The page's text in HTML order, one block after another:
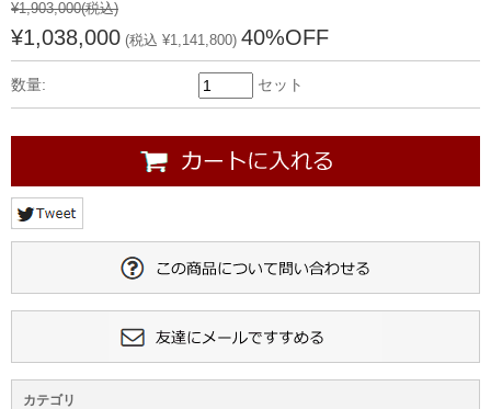
¥1,903,000(税込)
¥1,038,000 (税込 ¥1,141,800) 40%OFF
数量: セット
カテゴリ